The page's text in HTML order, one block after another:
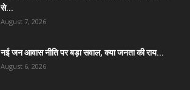
से...
August 7, 2026
नई जन आवास नीति पर बड़ा सवाल, क्या जनता की राय...
August 6, 2026